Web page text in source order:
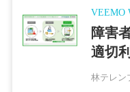
VEEMO
障害
適切
林テレン